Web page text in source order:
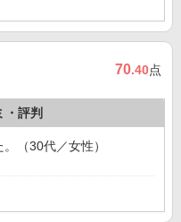
70.40点
・評判
（30代／女性）